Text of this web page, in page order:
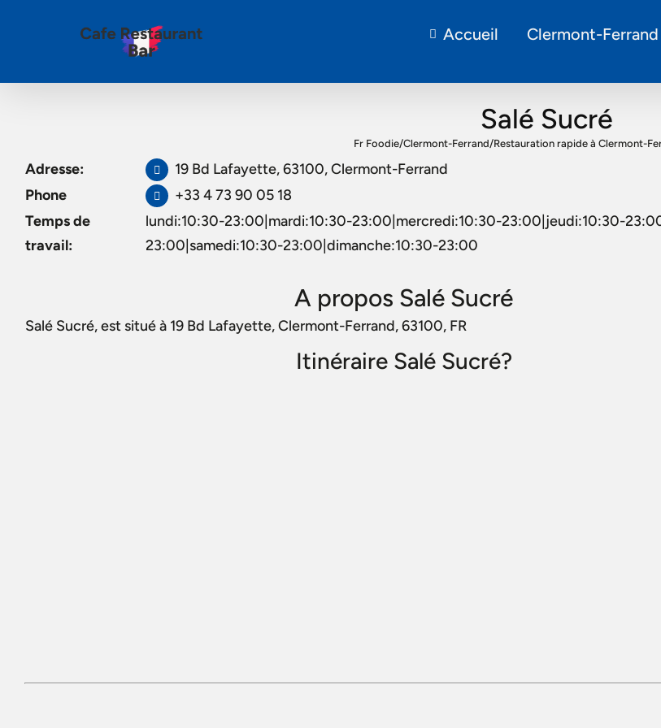
Accueil Clermont-Ferrand
Salé Sucré
Fr Foodie/Clermont-Ferrand/Restauration rapide à Clermont-
Adresse:
19 Bd Lafayette, 63100, Clermont-Ferrand
Phone
+33 4 73 90 05 18
Temps de
travail:
lundi:10:30-23:00|mardi:10:30-23:00|mercredi:10:30-23:00|jeudi:10:30-
23:00|samedi:10:30-23:00|dimanche:10:30-23:00
A propos Salé Sucré
Salé Sucré, est situé à 19 Bd Lafayette, Clermont-Ferrand, 63100, FR
Itinéraire Salé Sucré?